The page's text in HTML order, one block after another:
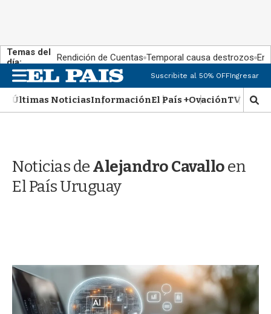
Temas del
día:
Rendición de Cuentas Temporal causa destrozos En
M
e
n
u
Suscribite al 50% OFFIngresar
Últimas NoticiasInformaciónEl País +OvaciónTV Show
M
o
d
a
Noticias deAlejandro Cavalloen
El País Uruguay